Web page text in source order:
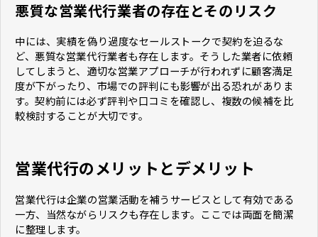
悪質な営業代行業者の存在とそのリスク
中には、実績を偽り過度なセールストークで契約を迫るな
ど、悪質な営業代行業者も存在します。そうした業者に依頼
してしまうと、適切な営業アプローチが行われずに顧客満足
度が下がったり、市場での評判にも影響が出る恐れがありま
す。契約前には必ず評判や口コミを確認し、複数の候補を比
較検討することが大切です。
営業代行のメリットとデメリット
営業代行は企業の営業活動を補うサービスとして有効である
一方、当然ながらリスクも存在します。ここでは両面を簡潔
に整理します。